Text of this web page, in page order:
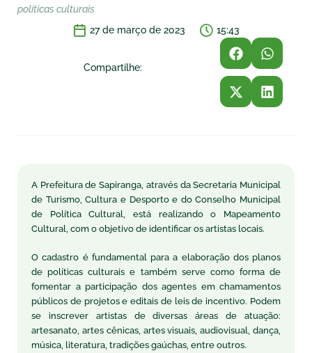
políticas culturais
27 de março de 2023
15:43
Compartilhe:
A Prefeitura de Sapiranga, através da Secretaria Municipal
de Turismo, Cultura e Desporto e do Conselho Municipal
de Política Cultural, está realizando o Mapeamento
Cultural, com o objetivo de identificar os artistas locais.
O cadastro é fundamental para a elaboração dos planos
de políticas culturais e também serve como forma de
fomentar a participação dos agentes em chamamentos
públicos de projetos e editais de leis de incentivo. Podem
se inscrever artistas de diversas áreas de atuação:
artesanato, artes cênicas, artes visuais, audiovisual, dança,
música, literatura, tradições gaúchas, entre outros.